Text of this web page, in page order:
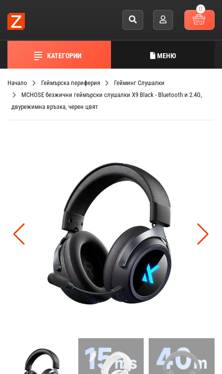
0
КАТЕГОРИИ МЕНЮ
Начало Геймърска периферия
Гейминг Слушалки
MCHOSE безжични геймърски слушалки X9 Black - Bluetooth и 2.4G,
двурежимна връзка, черен цвят